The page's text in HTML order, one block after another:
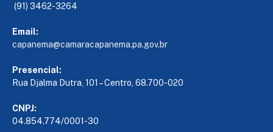
(91) 3462-3264
Email:
capanema@camaracapanema.pa.gov.br
Presencial:
Rua Djalma Dutra, 101 – Centro, 68.700-020
CNPJ:
04.854.774/0001-30